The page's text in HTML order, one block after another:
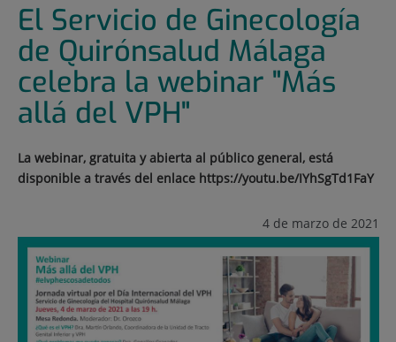
El Servicio de Ginecología
de Quirónsalud Málaga
celebra la webinar "Más
allá del VPH"
La webinar, gratuita y abierta al público general, está
disponible a través del enlace https://youtu.be/IYhSgTd1FaY
4 de marzo de 2021